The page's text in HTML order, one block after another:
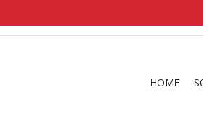
shirtsin a sizemediumthat
HOME